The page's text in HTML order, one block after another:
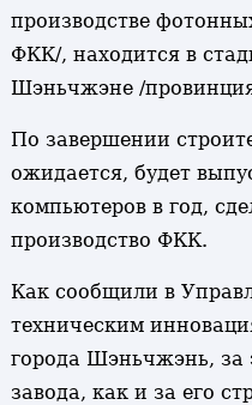
производстве
ФКК/, находится в
Шэньчжэне /
По завершении
ожидается, будет
компьютеров в год,
производство ФКК.
Как сообщили в
техническим
города Шэньчжэнь, за
завода, как и за его